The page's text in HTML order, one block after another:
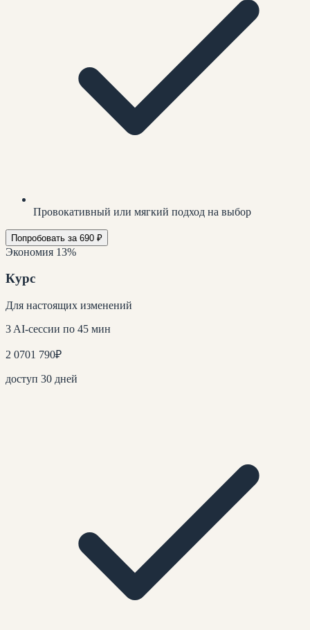
Провокативный или мягкий подход на выбор
Попробовать за 690 ₽
Экономия 13%
Курс
Для настоящих изменений
3 AI-сессии по 45 мин
2 0701 790₽
доступ 30 дней